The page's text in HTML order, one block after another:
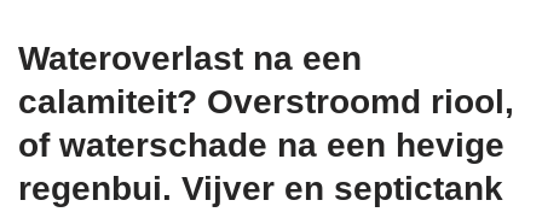
Wateroverlast na een
calamiteit? Overstroomd riool,
of waterschade na een hevige
regenbui. Vijver en septictank